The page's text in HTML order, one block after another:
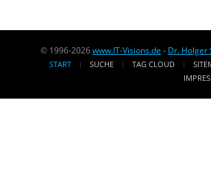
© 1996-2026www.IT-Visions.de - Dr. Holger
START SUCHE TAG CLOUD